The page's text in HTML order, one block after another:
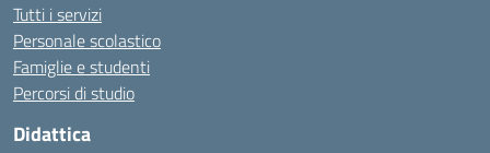
Tutti i servizi
Personale scolastico
Famiglie e studenti
Percorsi di studio
Didattica